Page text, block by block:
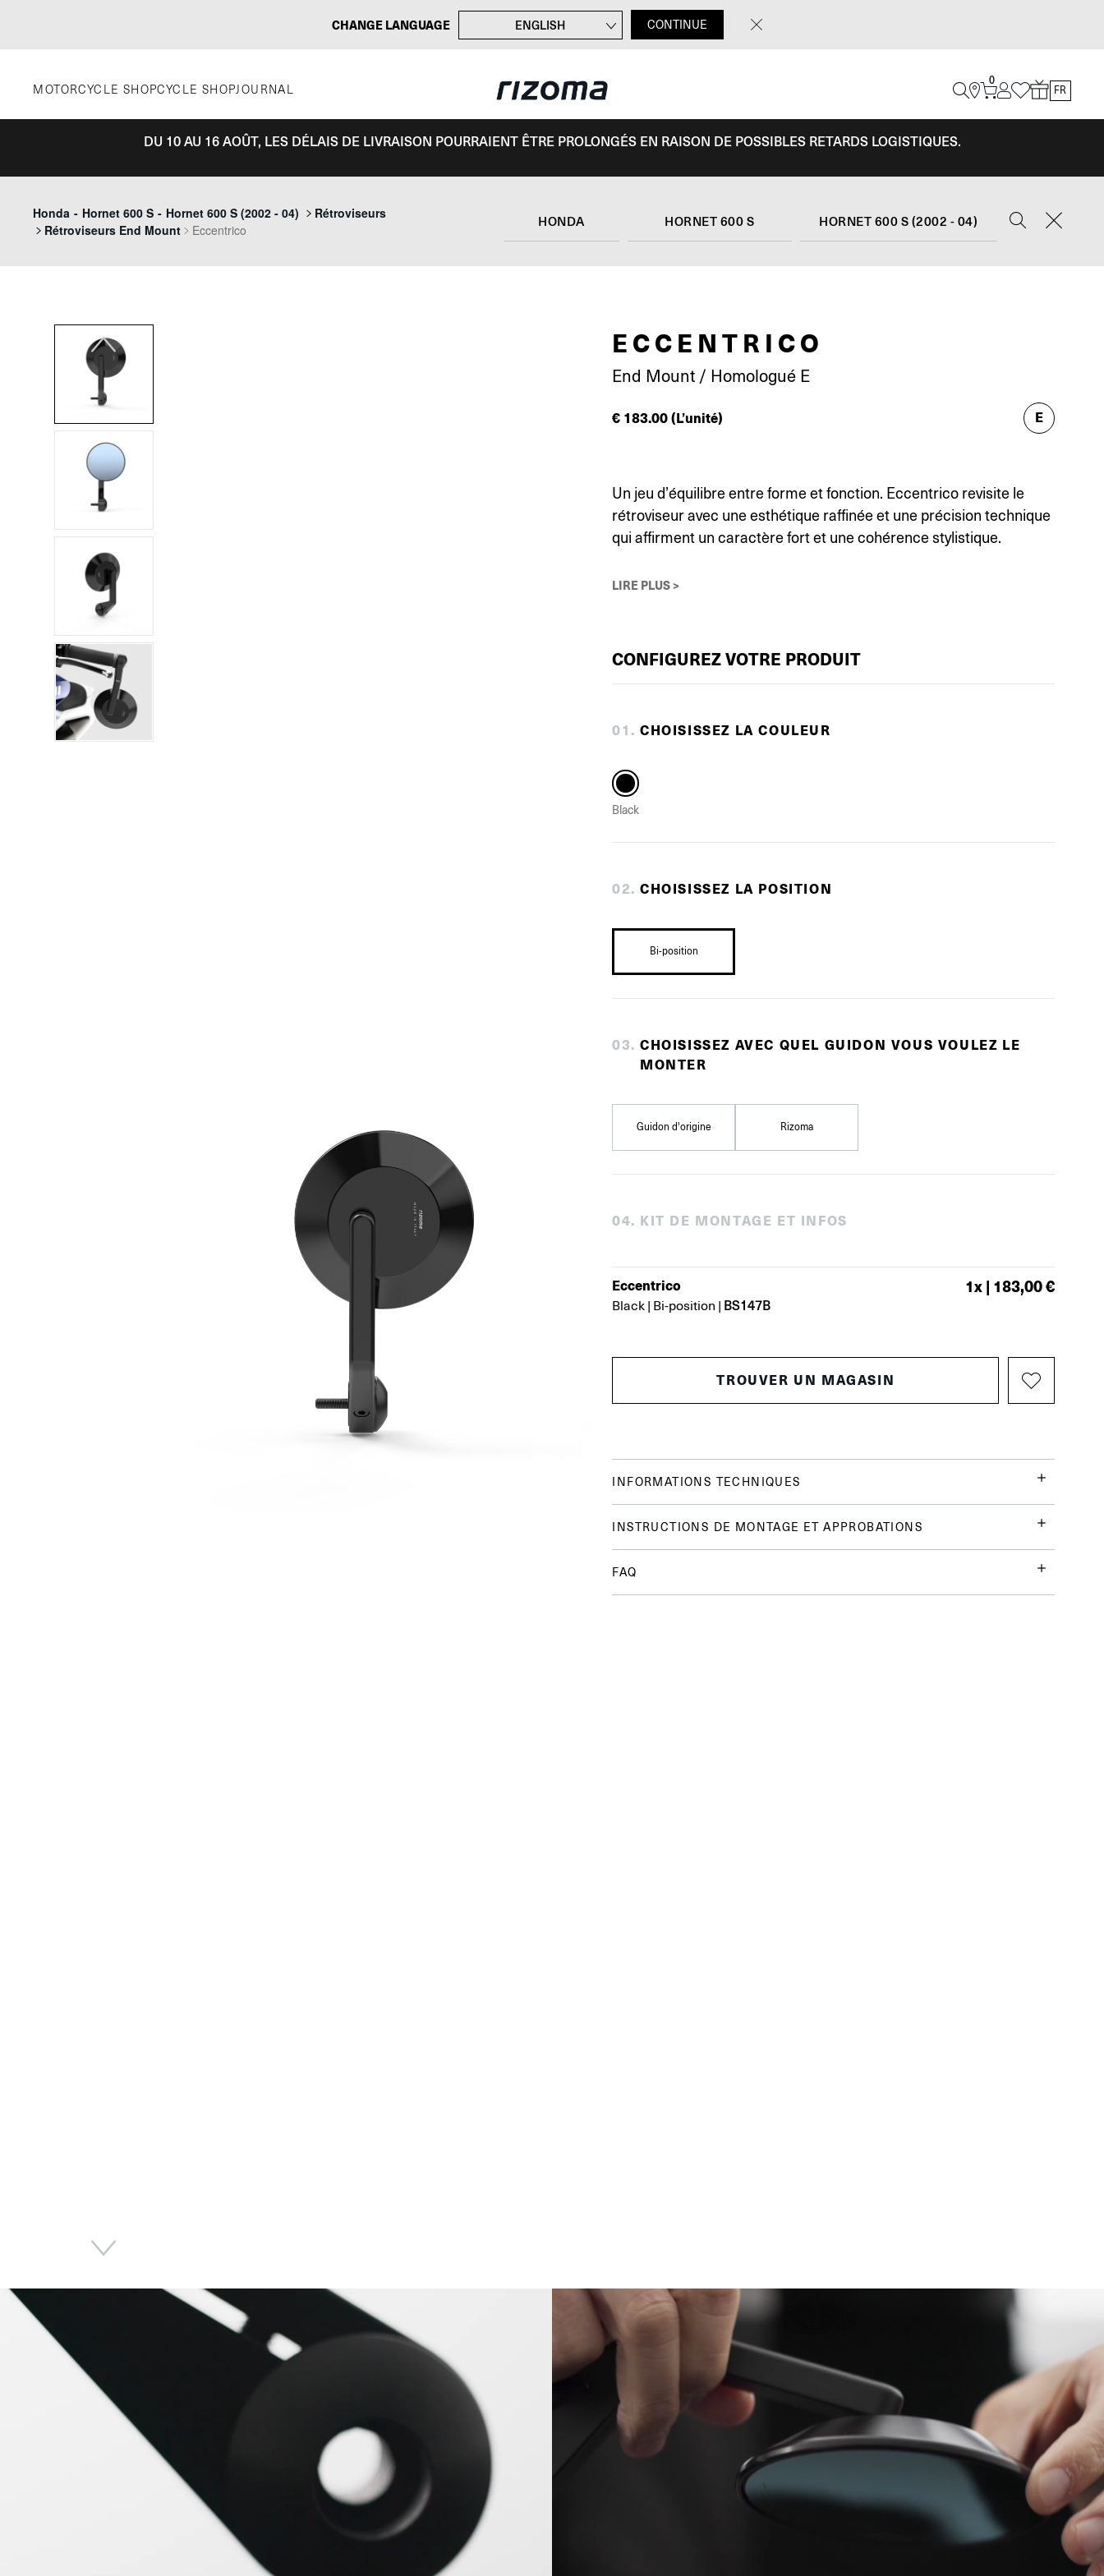
CHANGE LANGUAGE
ENGLISH
ITALIANO
CONTINUE
MOTORCYCLE SHOPCYCLE SHOPJOURNAL
0
FR
DU 10 AU 16 AOÛT, LES DÉLAIS DE LIVRAISON POURRAIENT ÊTRE PROLONGÉS EN RAISON DE POSSIBLES RETARDS LOGISTIQUES.
Honda - Hornet 600 S - Hornet 600 S (2002 - 04)
Rétroviseurs
Rétroviseurs End Mount
Eccentrico
HONDA HORNET 600 S HORNET 600 S (2002 - 04)
Previous
ECCENTRICO
End Mount / Homologué E
€ 183.00(L’unité) E
Un jeu d’équilibre entre forme et fonction. Eccentrico revisite le
rétroviseur avec une esthétique raffinée et une précision technique
qui affirment un caractère fort et une cohérence stylistique.
LIRE PLUS >
CONFIGUREZ VOTRE PRODUIT
01 . CHOISISSEZ LA COULEUR
Black
02. CHOISISSEZ LA POSITION
Bi-position
03. CHOISISSEZ AVEC QUEL GUIDON VOUS VOULEZ LE
MONTER
Guidon d'origine Rizoma
04. KIT DE MONTAGE ET INFOS
Eccentrico
Black | Bi-position | BS147B
1x | 183,00 €
TROUVER UN MAGASIN
INFORMATIONS TECHNIQUES
INSTRUCTIONS DE MONTAGE ET APPROBATIONS
FAQ